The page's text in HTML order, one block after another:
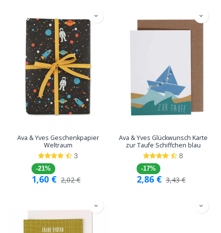
Ava & Yves Geschenkpapier
Weltraum
3
-21%
1,60 € 2,02€
Ava & Yves Glückwunsch Karte
zur Taufe Schiffchen blau
8
-17%
2,86 € 3,43€